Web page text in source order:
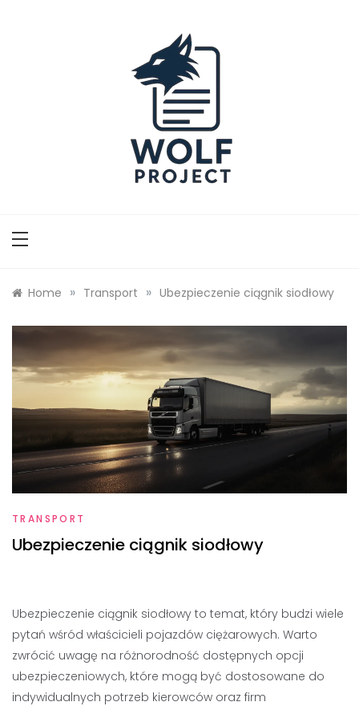
Home » Transport » Ubezpieczenie ciągnik siodłowy
TRANSPORT
Ubezpieczenie ciągnik siodłowy
Ubezpieczenie ciągnik siodłowy to temat, który budzi wiele
pytań wśród właścicieli pojazdów ciężarowych. Warto
zwrócić uwagę na różnorodność dostępnych opcji
ubezpieczeniowych, które mogą być dostosowane do
indywidualnych potrzeb kierowców oraz firm